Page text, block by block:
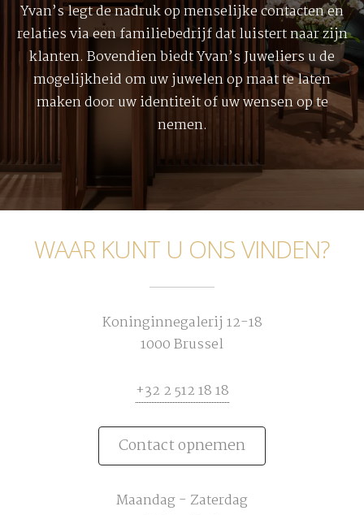
Yvan’s legt de nadruk op menselijke contacten en
relaties via een familiebedrijf dat luistert naar zijn
klanten. Bovendien biedt Yvan’s Juweliers u de
mogelijkheid om uw juwelen op maat te laten
maken door uw identiteit of uw wensen op te
nemen.
WAAR KUNT U ONS VINDEN?
Koninginnegalerij 12-18
1000 Brussel
+32 2 512 18 18
Contact opnemen
Maandag - Zaterdag